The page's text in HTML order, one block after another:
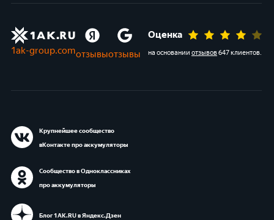
1ak-group.comотзывыотзывы
Оценка
на основании отзывов647 клиентов.
Крупнейшее сообщество
вКонтакте про аккумуляторы
Сообщество в Одноклассниках
про аккумуляторы
Блог 1АК.RU в Яндекс.Дзен